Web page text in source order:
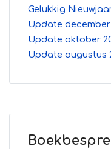
Gelukkig
Update december
Update oktober
Update augustus